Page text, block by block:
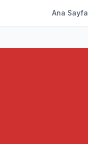
Ana Sayfa